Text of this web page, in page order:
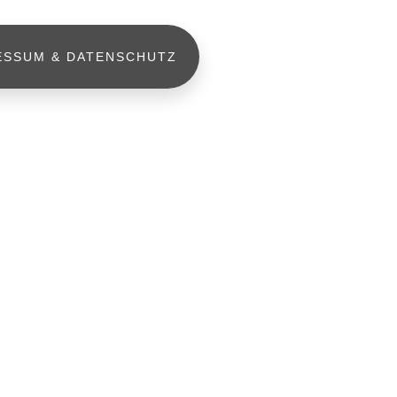
& DATENSCHUTZ